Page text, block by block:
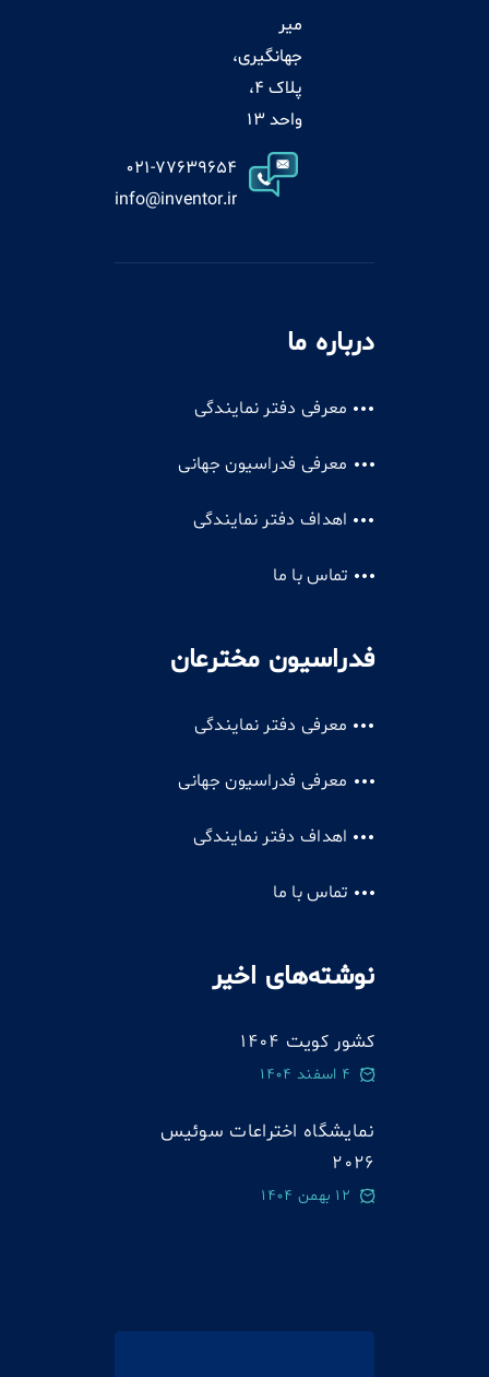
میر
جهانگیری،
پلاک 4،
واحد 13
021-77639654
info@inventor.ir
درباره ما
معرفی دفتر نمایندگی
معرفی فدراسیون جهانی
اهداف دفتر نمایندگی
تماس با ما
فدراسیون مخترعان
معرفی دفتر نمایندگی
معرفی فدراسیون جهانی
اهداف دفتر نمایندگی
تماس با ما
نوشته‌های اخیر
کشور کویت 1404
4 اسفند 1404
نمایشگاه اختراعات سوئيس
2026
12 بهمن 1404